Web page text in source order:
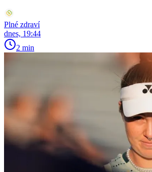
Plné zdraví
dnes, 19:44
2 min